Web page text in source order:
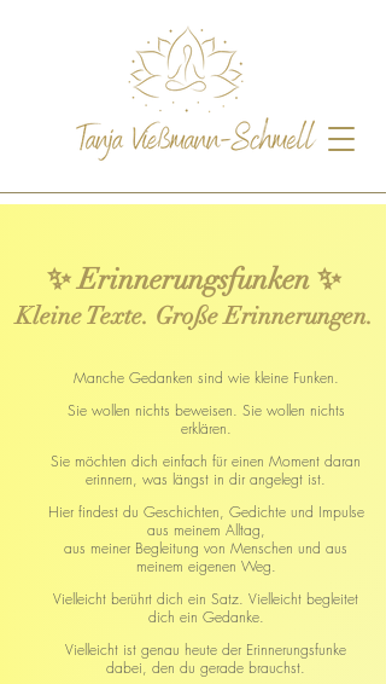
✨ Erinnerungsfunken ✨
Kleine Texte. Große Erinnerungen.
Manche Gedanken sind wie kleine Funken.
Sie wollen nichts beweisen. Sie wollen nichts
erklären.
Sie möchten dich einfach für einen Moment daran
erinnern, was längst in dir angelegt ist.
Hier findest du Geschichten, Gedichte und Impulse
aus meinem Alltag,
aus meiner Begleitung von Menschen und aus
meinem eigenen Weg.
Vielleicht berührt dich ein Satz. Vielleicht begleitet
dich ein Gedanke.
Vielleicht ist genau heute der Erinnerungsfunke
dabei, den du gerade brauchst.